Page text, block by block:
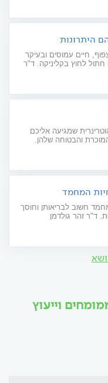
היתרונות
חיים עמוסים ובעיקר
לחוץ בקליניקה. ד"ר
שמגיעה אליכם
והבטוחה שלהן.
המחמד
חשוב לבריאותן וחוסך
ד"ר זהר גולדמן
וייעוץ